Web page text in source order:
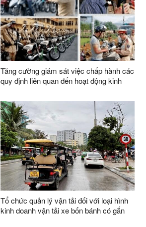
Tăng cường giám sát việc chấp hành các
quy định liên quan đến hoạt động kinh
bảo đảm trật tự, an toàn giao thông
Tổ chức quản lý vận tải đối với loại hình
kinh doanh vận tải xe bốn bánh có gắn